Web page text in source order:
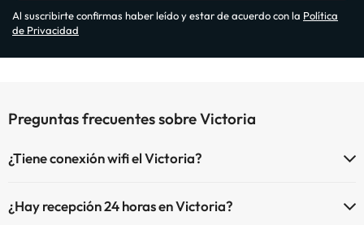
Al suscribirte confirmas haber leído y estar de acuerdo con la Política
de Privacidad
Preguntas frecuentes sobre Victoria
¿Tiene conexión wifi el Victoria?
¿Hay recepción 24 horas en Victoria?